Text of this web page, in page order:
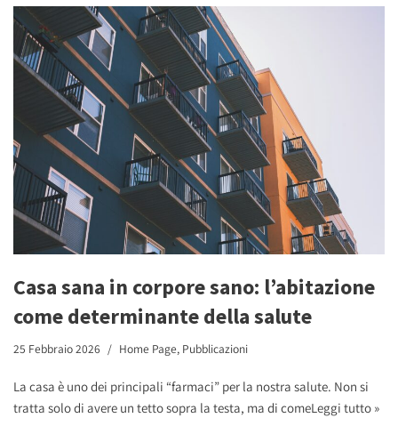
Casa sana in corpore sano: l’abitazione
come determinante della salute
25 Febbraio 2026 Home Page, Pubblicazioni
La casa è uno dei principali “farmaci” per la nostra salute. Non si
tratta solo di avere un tetto sopra la testa, ma di comeLeggi tutto »